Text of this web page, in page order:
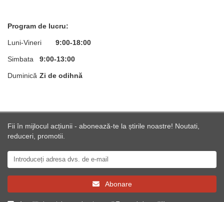
Program de lucru:
Luni-Vineri 9:00-18:00
Simbata 9:00-13:00
Duminică Zi de odihnă
Fii în mijlocul acțiunii - abonează-te la știrile noastre! Noutati,
reduceri, promotii.
Abonare